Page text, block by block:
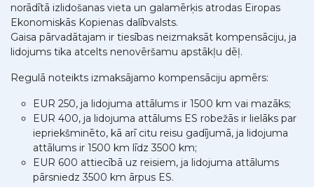
norādītā izlidošanas vieta un galamērķis atrodas Eiropas
Ekonomiskās Kopienas dalībvalsts.
Gaisa pārvadātajam ir tiesības neizmaksāt kompensāciju, ja
lidojums tika atcelts nenovēršamu apstākļu dēļ.
Regulā noteikts izmaksājamo kompensāciju apmērs:
EUR 250, ja lidojuma attālums ir 1500 km vai mazāks;
EUR 400, ja lidojuma attālums ES robežās ir lielāks par
iepriekšminēto, kā arī citu reisu gadījumā, ja lidojuma
attālums ir 1500 km līdz 3500 km;
EUR 600 attiecībā uz reisiem, ja lidojuma attālums
pārsniedz 3500 km ārpus ES.